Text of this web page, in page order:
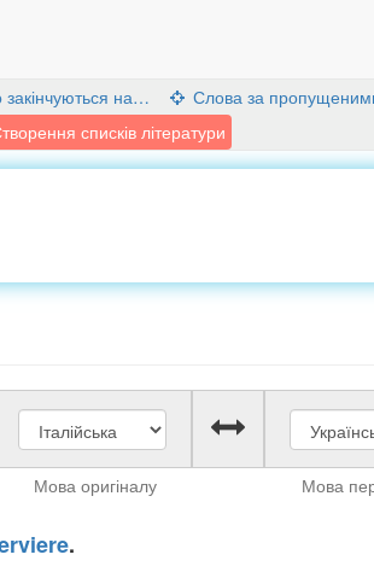
на…
Слова за
списків літератури
Мова оригіналу Мова
.